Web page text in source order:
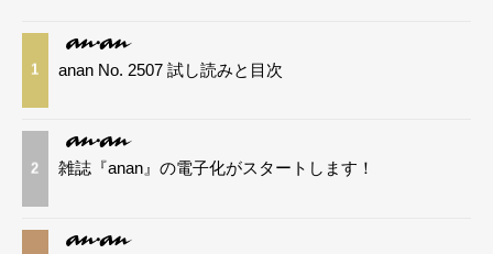
1 anan No. 2507 試し読みと目次
2 雑誌『anan』の電子化がスタートします！